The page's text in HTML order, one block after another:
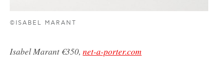
©ISABEL MARANT
Isabel Marant €350, net-a-porter.com